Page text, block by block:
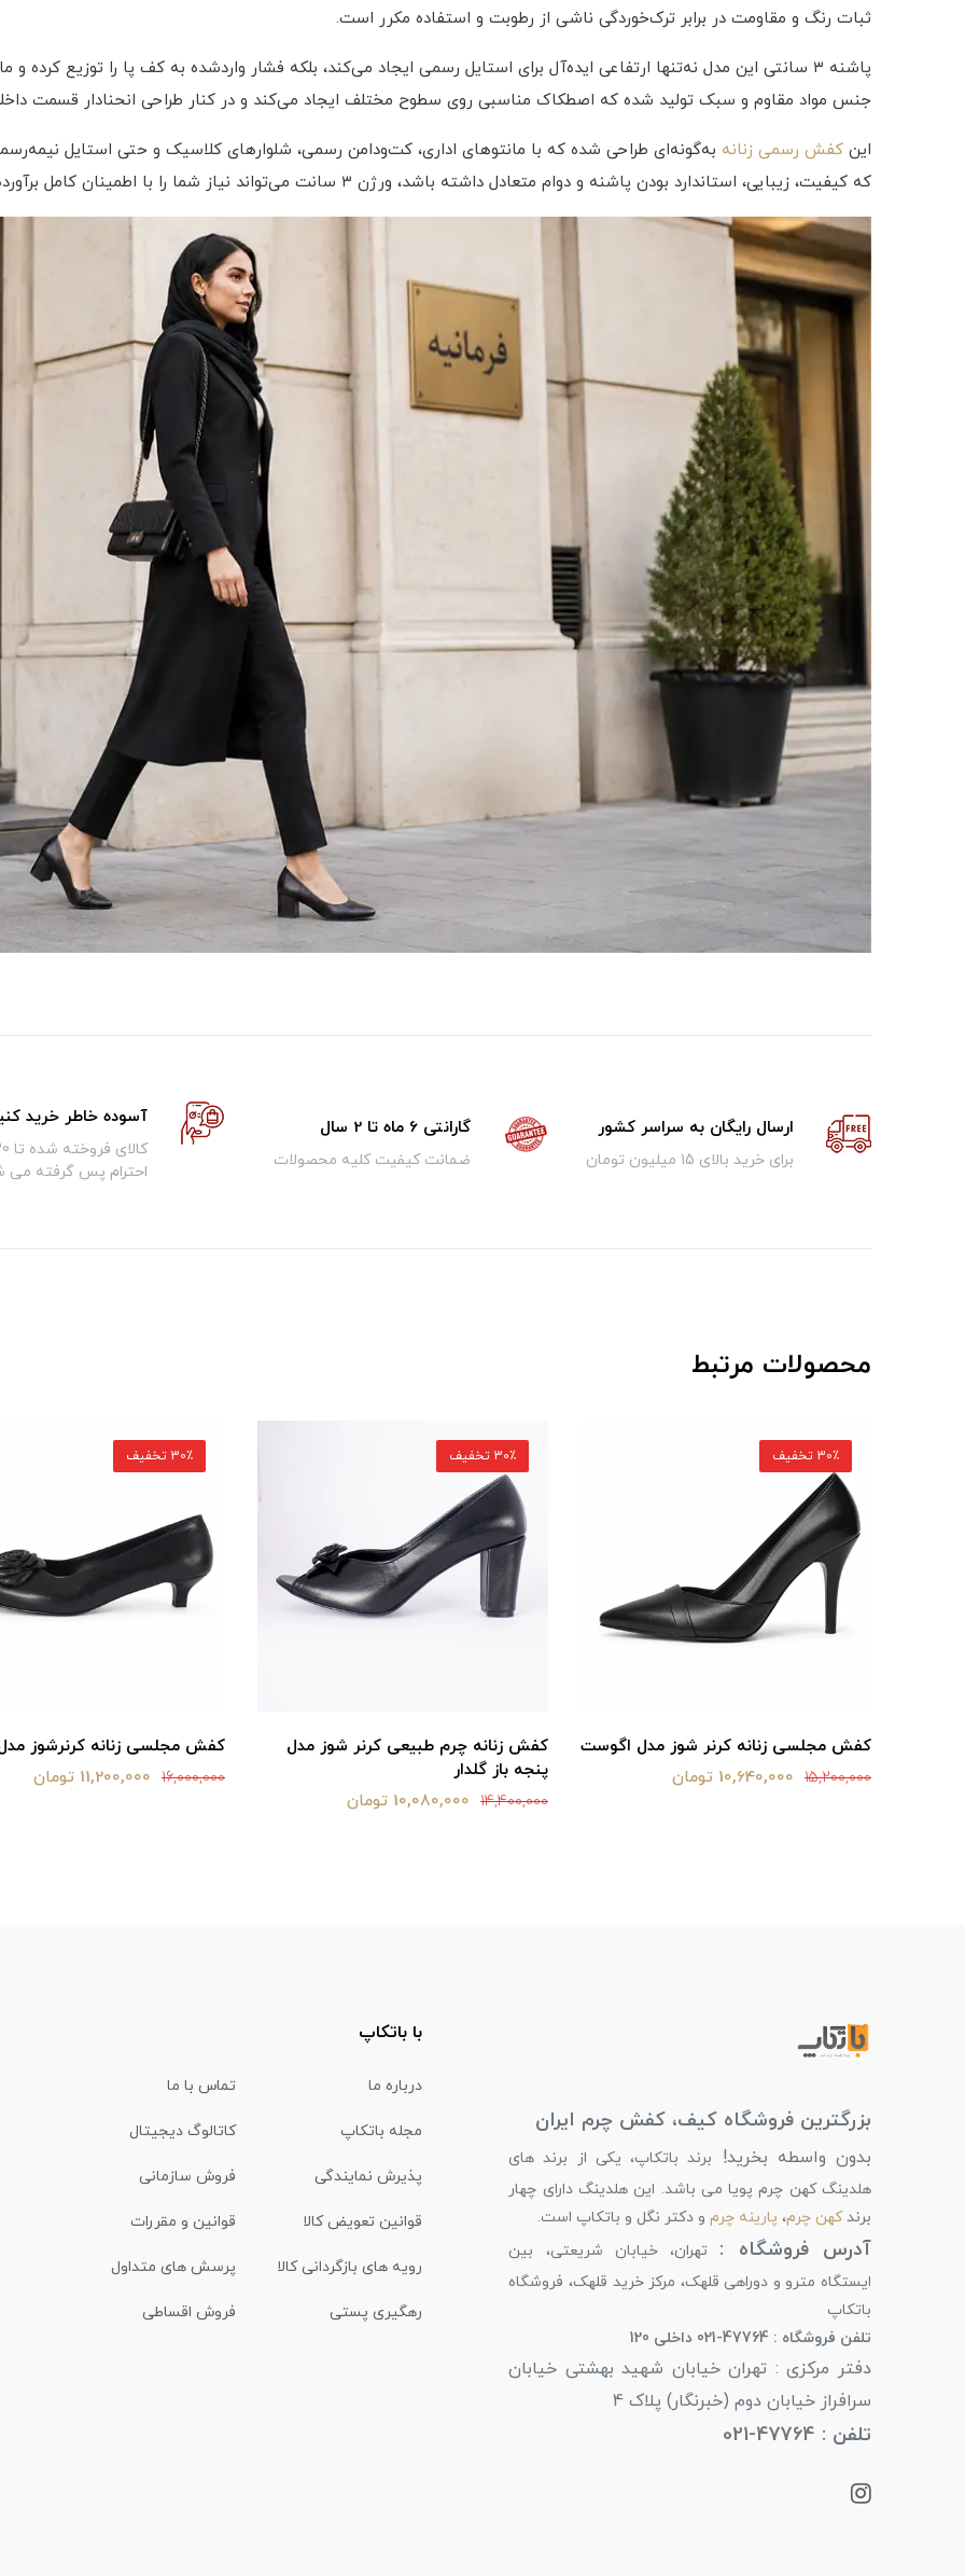
ثبات رنگ و مقاومت در برابر ترک‌خوردگی ناشی از رطوبت و استفاده مکرر است.
پاشنه ۳ سانتی این مدل نه‌تنها ارتفاعی ایده‌آل برای استایل رسمی ایجاد می‌کند، بلکه فشار واردشده به کف پا را توزیع کرده و مانع خستگی مچ و پنجه می‌شود. زیره
جنس مواد مقاوم و سبک تولید شده که اصطکاک مناسبی روی سطوح مختلف ایجاد می‌کند و در کنار طراحی انحنادار قسمت
این کفش رسمی زنانه به‌گونه‌ای طراحی شده که با مانتوهای اداری، کت‌ودامن رسمی، شلوارهای کلاسیک و حتی استایل
که کیفیت، زیبایی، استاندارد بودن پاشنه و دوام متعادل داشته باشد، ورژن ۳ سانت می‌تواند نیاز شما را با اطمینان کامل برآورده کند.
ارسال رایگان به سراسر کشور
برای خرید بالای ۱5 میلیون تومان
گارانتی 6 ماه تا 2 سال
ضمانت کیفیت کلیه محصولات
آسوده خاطر خرید
احترام پس گرفته می
محصولات مرتبط
کفش مجلسی زنانه کرنر شوز مدل اگوست
15,200,000 10,640,000 تومان
30٪ تخفیف
کفش زنانه چرم طبیعی کرنر شوز مدل
پنجه باز گلدار
14,400,000 10,080,000 تومان
30٪ تخفیف
کفش مجلسی زنانه کرنرشوز مدل
16,000,000 11,200,000 تومان
30٪ تخفیف
بزرگترین فروشگاه کیف، کفش چرم ایران
بدون واسطه بخرید!
برند باتکاپ، یکی از برند های
هلدینگ کهن چرم پویا می باشد. این هلدینگ دارای چهار
برندکهن چرم، پارینه چرم و دکتر نگل و باتکاپ است.
آدرس فروشگاه : تهران، خیابان شریعتی، بین
ایستگاه مترو و دوراهی قلهک، مرکز خرید قلهک، فروشگاه
باتکاپ
تلفن فروشگاه : 47764-021 داخلی 120
دفتر مرکزی : تهران خیابان شهید بهشتی خیابان
سرافراز خیابان دوم (خبرنگار) پلاک 4
تلفن : 47764-021
با باتکاپ
درباره ما تماس با ما
مجله باتکاپ کاتالوگ دیجیتال
پذیرش نمایندگی فروش سازمانی
قوانین تعویض کالا قوانین و مقررات
رویه های بازگردانی کالا پرسش های متداول
رهگیری پستی فروش اقساطی